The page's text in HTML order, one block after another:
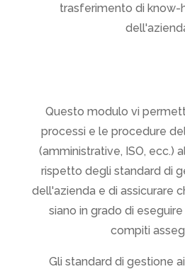
trasferimento di know-
Questo modulo vi
processi e le procedure
(amministrative, ISO, ecc.)
rispetto degli standard di
dell'azienda e di assicurare
siano in grado di
compiti
Gli standard di gestione